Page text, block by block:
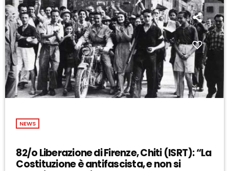
NEWS
82/o Liberazione di Firenze, Chiti (ISRT): “La
Costituzione è antifascista, e non si